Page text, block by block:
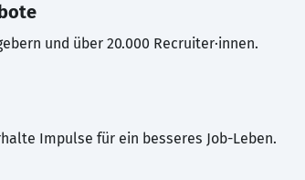
und über 20.000 Recruiter·innen.
Impulse für ein besseres Job-Leben.